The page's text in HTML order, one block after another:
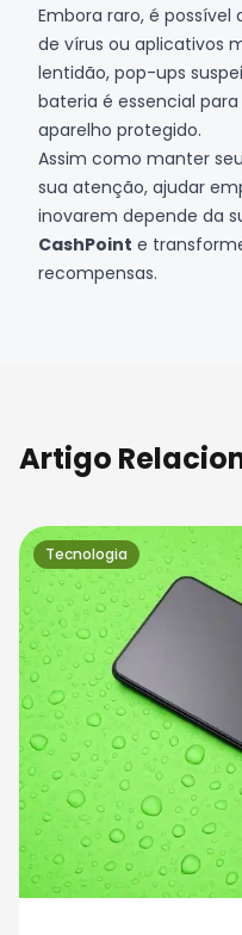
Embora raro, é possível
de vírus ou aplicativos
lentidão, pop-ups
bateria é essencial
aparelho protegido.
Assim como manter
sua atenção, ajudar
inovarem depende da
CashPoint e
recompensas.
Artigo
Tecnologia